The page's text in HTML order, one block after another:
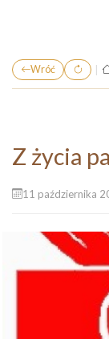
Wróć |
Z życia
11 października